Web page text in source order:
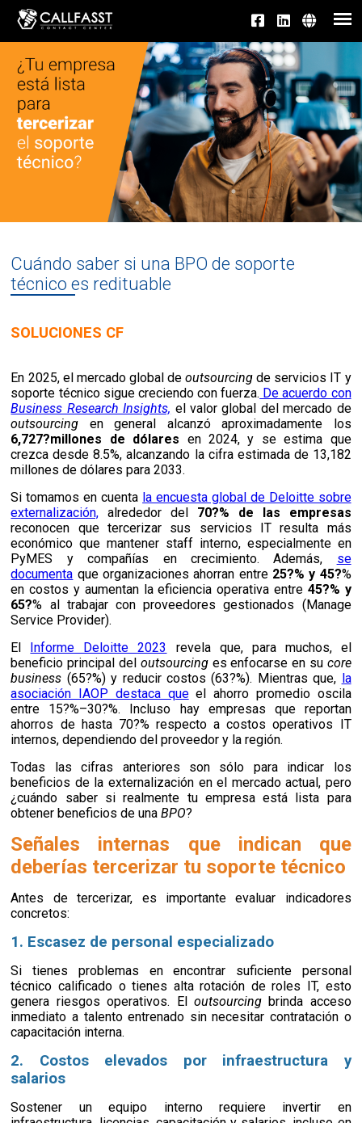
Cuándo saber si una BPO de soporte
técnico es redituable
SOLUCIONES CF
En 2025, el mercado global deoutsourcing de servicios IT y
soporte técnico sigue creciendo con fuerza. De acuerdo con
Business Research Insights, el valor global del mercado de
outsourcing en general alcanzó aproximadamente los
6,727?millones de dólares en 2024, y se estima que
crezca desde 8.5%, alcanzando la cifra estimada de 13,182
millones de dólares para 2033.
Si tomamos en cuenta la encuesta global de Deloitte sobre
externalización, alrededor del 70?%
de las empresas
reconocen que tercerizar sus servicios IT resulta más
económico que mantener staff interno, especialmente en
PyMES y compañías en crecimiento. Además, se
documenta que organizaciones ahorran entre 25?% y 45?%
en costos y aumentan la eficiencia operativa entre 45?% y
65?% al trabajar con proveedores gestionados (Manage
Service Provider).
El Informe Deloitte 2023
revela que, para muchos, el
beneficio principal del outsourcinges enfocarse en su core
business (65?%) y reducir costos (63?%). Mientras que, la
asociación IAOP destaca queel ahorro promedio oscila
entre 15?%–30?%. Incluso hay empresas que reportan
ahorros de hasta 70?% respecto a costos operativos IT
internos, dependiendo del proveedor y la región.
Todas las cifras anteriores son sólo para indicar los
beneficios de la externalización en el mercado actual, pero
¿cuándo saber si realmente tu empresa está lista para
obtener beneficios de unaBPO?
Señales internas que indican que
deberías tercerizar tu soporte técnico
Antes de tercerizar, es importante evaluar indicadores
concretos:
1. Escasez de personal especializado
Si tienes problemas en encontrar suficiente personal
técnico calificado o tienes alta rotación de roles IT, esto
genera riesgos operativos. El outsourcingbrinda acceso
inmediato a talento entrenado sin necesitar contratación o
capacitación interna.
2. Costos elevados por infraestructura y
salarios
Sostener un equipo interno requiere invertir en